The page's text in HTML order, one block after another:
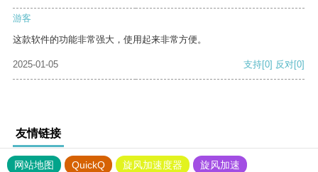
游客
这款软件的功能非常强大，使用起来非常方便。
2025-01-05 支持[0] 反对[0]
友情链接
网站地图 QuickQ 旋风加速度器
旋风加速